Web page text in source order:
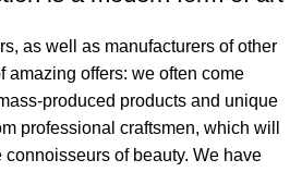
as well as manufacturers of other
amazing offers: we often come
produced products and unique
professional craftsmen, which will
connoisseurs of beauty. We have